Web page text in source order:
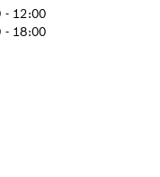
- 12:00
- 18:00